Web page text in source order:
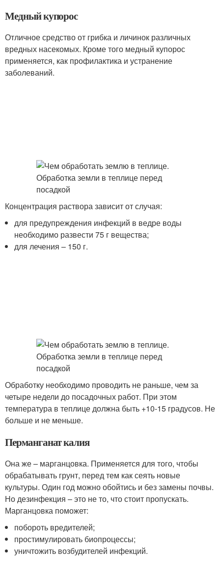
Медный купорос
Отличное средство от грибка и личинок различных
вредных насекомых. Кроме того медный купорос
применяется, как профилактика и устранение
заболеваний.
Концентрация раствора зависит от случая:
для предупреждения инфекций в ведре воды
необходимо развести 75 г вещества;
для лечения – 150 г.
Обработку необходимо проводить не раньше, чем за
четыре недели до посадочных работ. При этом
температура в теплице должна быть +10-15 градусов. Не
больше и не меньше.
Перманганат калия
Она же – марганцовка. Применяется для того, чтобы
обрабатывать грунт, перед тем как сеять новые
культуры. Один год можно обойтись и без замены почвы.
Но дезинфекция – это не то, что стоит пропускать.
Марганцовка поможет:
побороть вредителей;
простимулировать биопроцессы;
уничтожить возбудителей инфекций.